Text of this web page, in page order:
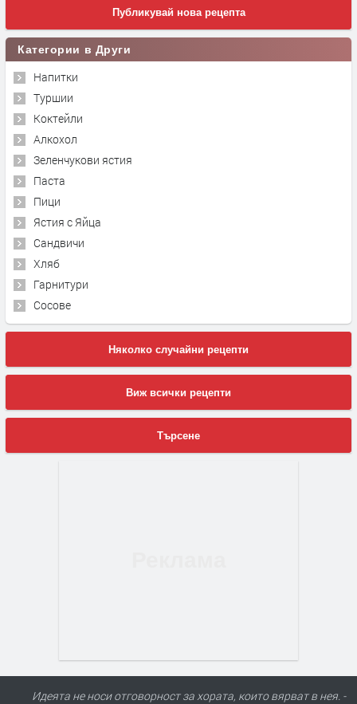
Публикувай нова рецепта
Категории в Други
Напитки
Туршии
Коктейли
Алкохол
Зеленчукови ястия
Паста
Пици
Ястия с Яйца
Сандвичи
Хляб
Гарнитури
Сосове
Няколко случайни рецепти
Виж всички рецепти
Търсене
Идеята не носи отговорност за хората, които вярват в нея. -